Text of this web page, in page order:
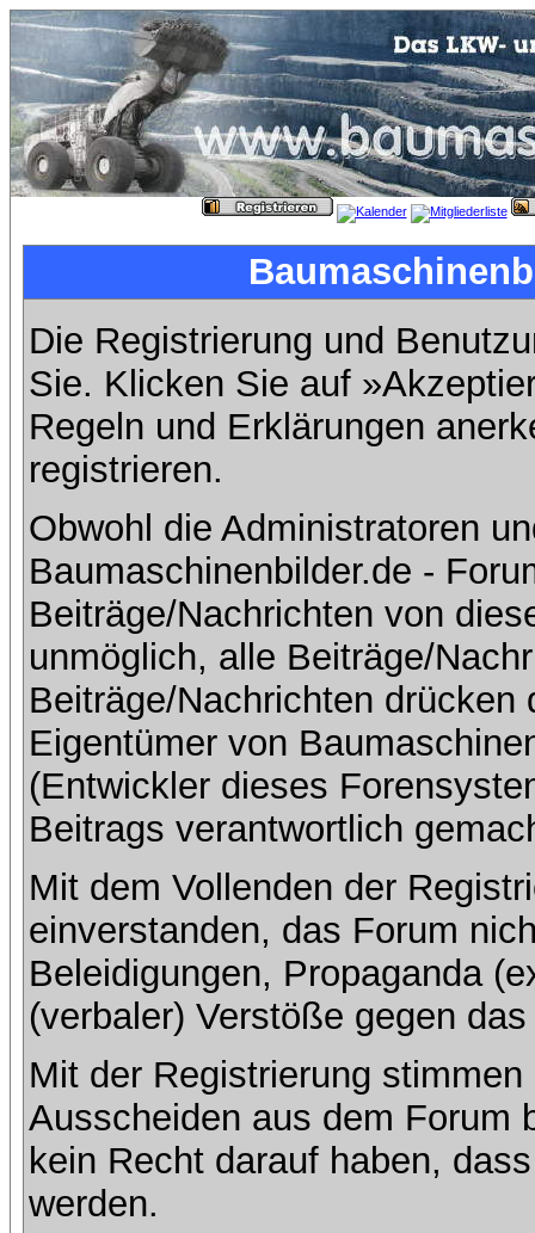
Die Registrierung und
Sie. Klicken Sie auf
Regeln und Erklärungen
registrieren.
Obwohl die Administratoren
Baumaschinenbilder.de -
Beiträge/Nachrichten von
unmöglich, alle Beiträge/
Beiträge/Nachrichten
Eigentümer von
(Entwickler dieses
Beitrags verantwortlich
Mit dem Vollenden der
einverstanden, das Forum
Beleidigungen, Propaganda
(verbaler) Verstöße gegen
Mit der Registrierung
Ausscheiden aus dem Forum
kein Recht darauf haben,
werden.